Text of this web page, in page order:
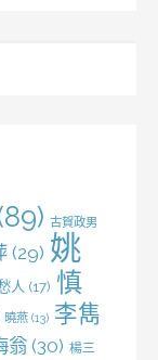
古賀政男
(29) 姚
人 (17) 慎
曉燕 (13) 李雋
翁 (30) 楊三